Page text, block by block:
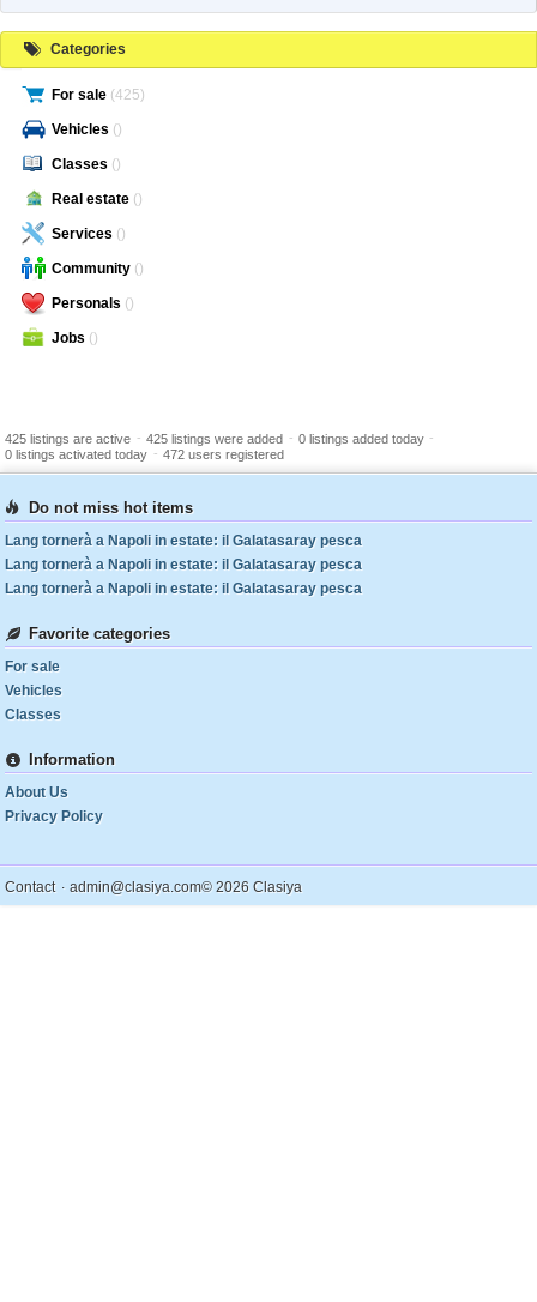
Categories
For sale (425)
Vehicles ()
Classes ()
Real estate ()
Services ()
Community ()
Personals ()
Jobs ()
425 listings are active - 425 listings were added - 0 listings added today -
0 listings activated today - 472 users registered
Do not miss hot items
Lang tornerà a Napoli in estate: il Galatasaray pesca
Lang tornerà a Napoli in estate: il Galatasaray pesca
Lang tornerà a Napoli in estate: il Galatasaray pesca
Favorite categories
For sale
Vehicles
Classes
Information
About Us
Privacy Policy
Contact . admin@clasiya.com© 2026 Clasiya